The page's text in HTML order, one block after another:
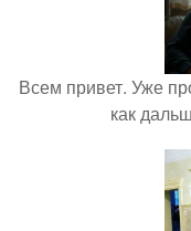
Всем привет. Уже
как